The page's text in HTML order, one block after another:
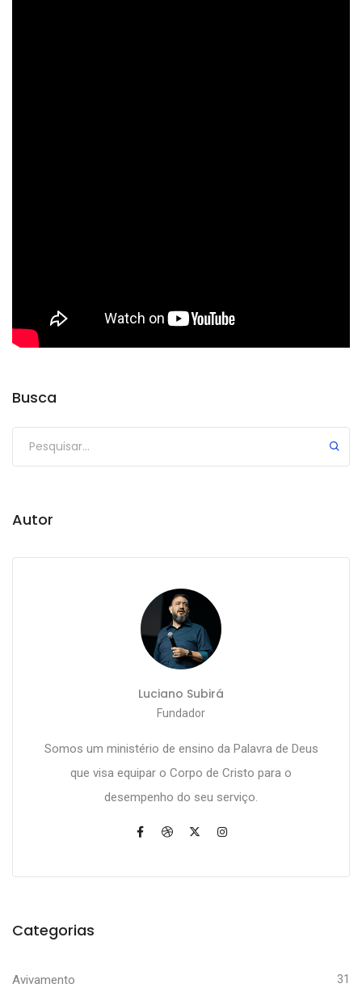
Busca
Autor
Luciano Subirá
Fundador
Somos um ministério de ensino da Palavra de Deus
que visa equipar o Corpo de Cristo para o
desempenho do seu serviço.
Categorias
Avivamento 31